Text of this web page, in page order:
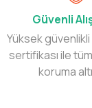
Güvenli
Yüksek
sertifikası ile
koruma